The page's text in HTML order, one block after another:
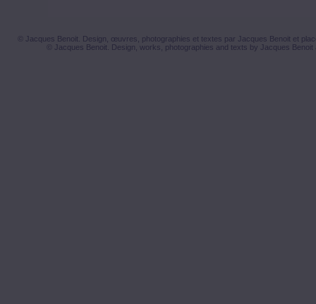
© Jacques Benoit. Design, œuvres, photographies et textes par Jacques Benoit et
© Jacques Benoit. Design, works, photographies and texts by Jacques